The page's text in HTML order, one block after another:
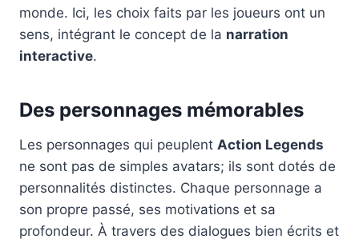
monde. Ici, les choix faits par les joueurs ont un
sens, intégrant le concept de la narration
interactive.
Des personnages mémorables
Les personnages qui peuplent Action Legends
ne sont pas de simples avatars; ils sont dotés de
personnalités distinctes. Chaque personnage a
son propre passé, ses motivations et sa
profondeur. À travers des dialogues bien écrits et